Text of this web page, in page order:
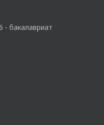
- бакалавриат